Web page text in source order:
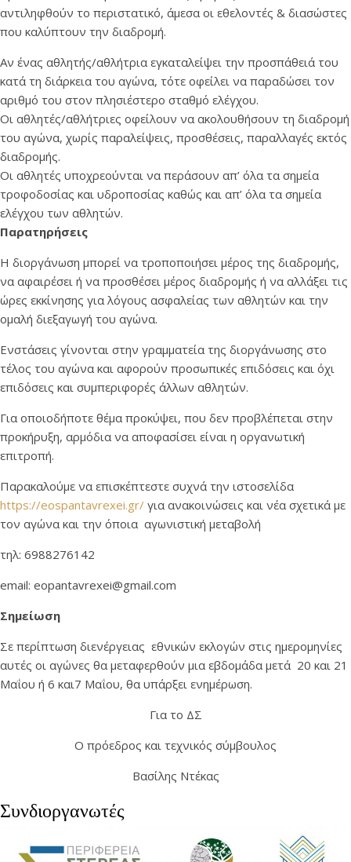
αντιληφθούν το περιστατικό, άμεσα οι εθελοντές & διασώστες
που καλύπτουν την διαδρομή.
Αν ένας αθλητής/αθλήτρια εγκαταλείψει την προσπάθειά του
κατά τη διάρκεια του αγώνα, τότε οφείλει να παραδώσει τον
αριθμό του στον πλησιέστερο σταθμό ελέγχου.
Οι αθλητές/αθλήτριες οφείλουν να ακολουθήσουν τη διαδρομή
του αγώνα, χωρίς παραλείψεις, προσθέσεις, παραλλαγές εκτός
διαδρομής.
Οι αθλητές υποχρεούνται να περάσουν απ’ όλα τα σημεία
τροφοδοσίας και υδροποσίας καθώς και απ’ όλα τα σημεία
ελέγχου των αθλητών.
Παρατηρήσεις
Η διοργάνωση μπορεί να τροποποιήσει μέρος της διαδρομής,
να αφαιρέσει ή να προσθέσει μέρος διαδρομής ή να αλλάξει τις
ώρες εκκίνησης για λόγους ασφαλείας των αθλητών και την
ομαλή διεξαγωγή του αγώνα.
Ενστάσεις γίνονται στην γραμματεία της διοργάνωσης στο
τέλος του αγώνα και αφορούν προσωπικές επιδόσεις και όχι
επιδόσεις και συμπεριφορές άλλων αθλητών.
Για οποιοδήποτε θέμα προκύψει, που δεν προβλέπεται στην
προκήρυξη, αρμόδια να αποφασίσει είναι η οργανωτική
επιτροπή.
Παρακαλούμε να επισκέπτεστε συχνά την ιστοσελίδα
https://eospantavrexei.gr/ για ανακοινώσεις και νέα σχετικά με
τον αγώνα και την όποια αγωνιστική μεταβολή
τηλ: 6988276142
email: eopantavrexei@gmail.com
Σημείωση
Σε περίπτωση διενέργειας εθνικών εκλογών στις ημερομηνίες
αυτές οι αγώνες θα μεταφερθούν μια εβδομάδα μετά 20 και 21
Μαΐου ή 6 και7 Μαΐου, θα υπάρξει ενημέρωση.
Για το ΔΣ
Ο πρόεδρος και τεχνικός σύμβουλος
Βασίλης Ντέκας
Συνδιοργανωτές